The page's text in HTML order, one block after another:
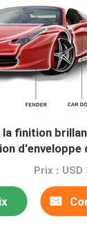
finition
d'enveloppe